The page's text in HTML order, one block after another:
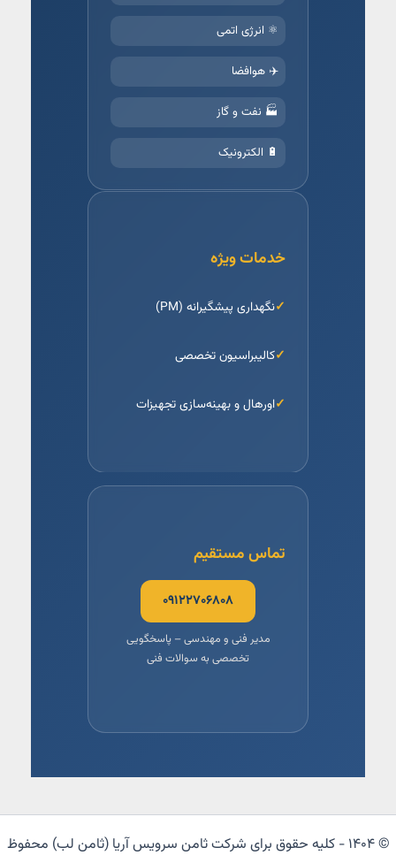
⚛️ انرژی اتمی
✈️ هوافضا
🏭 نفت و گاز
🔋 الکترونیک
خدمات ویژه
نگهداری پیشگیرانه (PM)
کالیبراسیون تخصصی
اورهال و بهینه‌سازی تجهیزات
تماس مستقیم
۰۹۱۲۲۷۰۶۸۰۸
مدیر فنی و مهندسی – پاسخگویی
تخصصی به سوالات فنی
© ۱۴۰۴ - کلیه حقوق برای شرکت ثامن سرویس آریا (ثامن لب) محفوظ